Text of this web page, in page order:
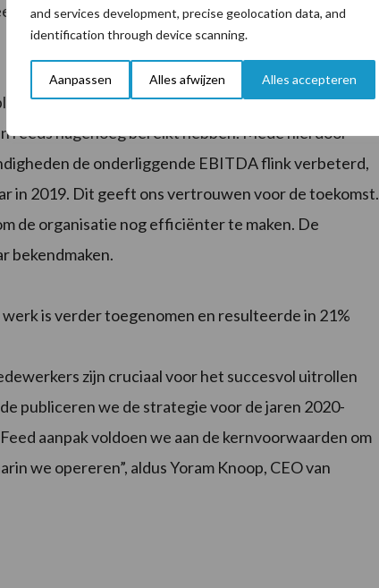
and services development, precise geolocation data, and
identification through device scanning.
Aanpassen Alles afwijzen Alles accepteren
verder toe. Dit is de kern van onze Total Feed
versneld uit te voeren, waardoor we onze
reeds nagenoeg bereikt hebben. Mede hierdoor
de onderliggende EBITDA flink verbeterd,
in 2019. Dit geeft ons vertrouwen voor de toekomst.
de organisatie nog efficiënter te maken. De
bekendmaken.
is verder toegenomen en resulteerde in 21%
zijn cruciaal voor het succesvol uitrollen
publiceren we de strategie voor de jaren 2020-
aanpak voldoen we aan de kernvoorwaarden om
we opereren”, aldus Yoram Knoop, CEO van